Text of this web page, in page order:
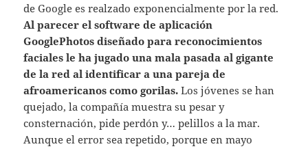
de Google es realzado exponencialmente por la red.
Al parecer el software de aplicación
GooglePhotos diseñado para reconocimientos
faciales le ha jugado una mala pasada al gigante
de la red al identificar a una pareja de
afroamericanos como gorilas. Los jóvenes se han
quejado, la compañía muestra su pesar y
consternación, pide perdón y… pelillos a la mar.
Aunque el error sea repetido, porque en mayo